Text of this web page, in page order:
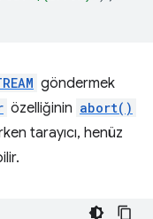
göndermek
özelliğinin abort()
tarayıcı, henüz